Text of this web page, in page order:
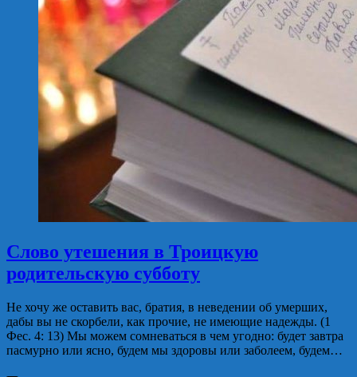
Слово утешения в Троицкую
родительскую субботу
Не хочу же оставить вас, братия, в неведении об умерших,
дабы вы не скорбели, как прочие, не имеющие надежды. (1
Фес. 4: 13) Мы можем сомневаться в чем угодно: будет завтра
пасмурно или ясно, будем мы здоровы или заболеем, будем…